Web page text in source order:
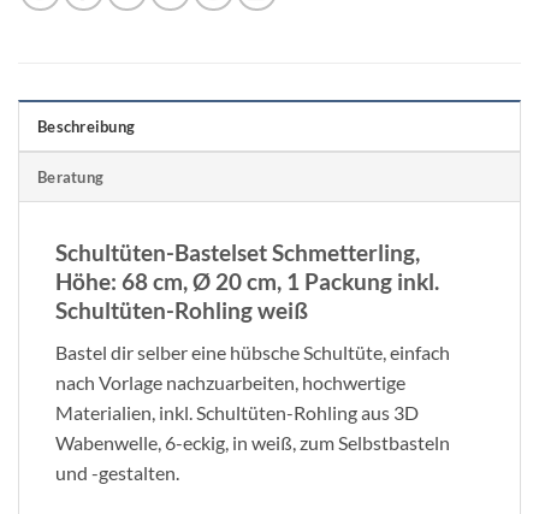
Beschreibung
Beratung
Schultüten-Bastelset Schmetterling,
Höhe: 68 cm, Ø 20 cm, 1 Packung inkl.
Schultüten-Rohling weiß
Bastel dir selber eine hübsche Schultüte, einfach
nach Vorlage nachzuarbeiten, hochwertige
Materialien, inkl. Schultüten-Rohling aus 3D
Wabenwelle, 6-eckig, in weiß, zum Selbstbasteln
und -gestalten.